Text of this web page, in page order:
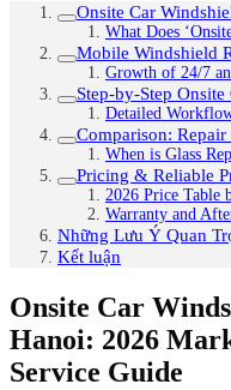
Onsite Car
What Does
Mobile Windshield
Growth of 24/7
Step-by-Step Onsite
Detailed
Comparison:
When is Glass
Pricing & Reliable
2026 Price Table
Warranty and
Những Lưu Ý Quan
Kết luận
Onsite Car
Hanoi: 2026
Service Guide